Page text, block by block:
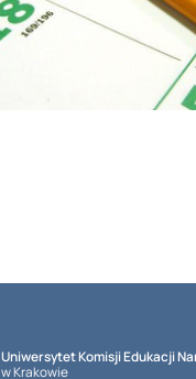
Uniwersytet Komisji Edukacji
w Krakowie